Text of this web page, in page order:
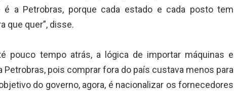
é a Petrobras, porque cada estado e cada posto tem
que quer”, disse.
pouco tempo atrás, a lógica de importar máquinas e
Petrobras, pois comprar fora do país custava menos para
do governo, agora, é nacionalizar os fornecedores